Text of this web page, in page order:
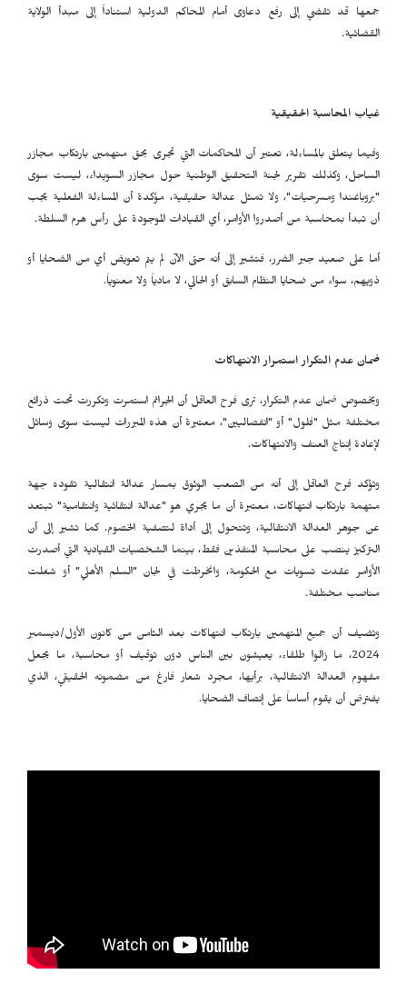
جمعها قد تقضي إلى رفع دعاوى أمام المحاكم الدولية استناداً إلى مبدأ الولاية
القضائية.
غياب المحاسبة الحقيقية
وفيما يتعلق بالمساءلة، تعتبر أن المحاكمات التي تجرى بحق متهمين بارتكاب مجازر
الساحل، وكذلك تقرير لجنة التحقيق الوطنية حول مجازر السويداء، ليست سوى
"بروباغندا ومسرحيات"، ولا تمثل عدالة حقيقية، مؤكدة أن المساءلة الفعلية يجب
أن تبدأ بمحاسبة من أصدروا الأوامر، أي القيادات الموجودة على رأس هرم السلطة.
أما على صعيد جبر الضرر، فتشير إلى أنه حتى الآن لم يتم تعويض أي من الضحايا أو
ذويهم، سواء من ضحايا النظام السابق أو الحالي، لا مادياً ولا معنوياً.
ضمان عدم التكرار استمرار الانتهاكات
وبخصوص ضمان عدم التكرار، ترى فرح العاقل أن الجرائم استمرت وتكررت تحت ذرائع
مختلفة مثل "فلول" أو "انفصاليين"، معتبرة أن هذه المبررات ليست سوى وسائل
لإعادة إنتاج العنف والانتهاكات.
وتؤكد فرح العاقل إلى أنه من الصعب الوثوق بمسار عدالة انتقالية تقوده جهة
متهمة بارتكاب انتهاكات، معتبرة أن ما يجري هو "عدالة انتقائية وانتقامية" تبتعد
عن جوهر العدالة الانتقالية، وتتحول إلى أداة لتصفية الخصوم. كما تشير إلى أن
التركيز ينصب على محاسبة المنفذين فقط، بينما الشخصيات القيادية التي أصدرت
الأوامر عقدت تسويات مع الحكومة، وانخرطت في لجان "السلم الأهلي" أو شغلت
مناصب مختلفة.
وتضيف أن جميع المتهمين بارتكاب انتهاكات بعد الثامن من كانون الأول/ديسمبر
2024، ما زالوا طلقاء، يعيشون بين الناس دون توقيف أو محاسبة، ما يجعل
مفهوم العدالة الانتقالية، برأيها، مجرد شعار فارغ من مضمونه الحقيقي، الذي
يفترض أن يقوم أساساً على إنصاف الضحايا.